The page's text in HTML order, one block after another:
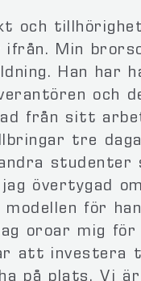
och
Min
Han har
och
från sitt
tre
studenter
övertygad
för
oroar mig
att investera